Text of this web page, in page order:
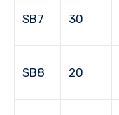
SB7 30
SB8 20